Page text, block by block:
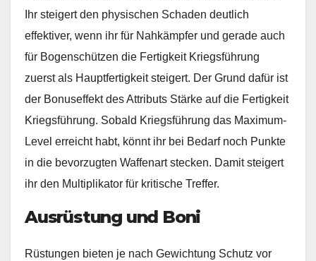
Ihr steigert den physischen Schaden deutlich
effektiver, wenn ihr für Nahkämpfer und gerade auch
für Bogenschützen die Fertigkeit Kriegsführung
zuerst als Hauptfertigkeit steigert. Der Grund dafür ist
der Bonuseffekt des Attributs Stärke auf die Fertigkeit
Kriegsführung. Sobald Kriegsführung das Maximum-
Level erreicht habt, könnt ihr bei Bedarf noch Punkte
in die bevorzugten Waffenart stecken. Damit steigert
ihr den Multiplikator für kritische Treffer.
Ausrüstung und Boni
Rüstungen bieten je nach Gewichtung Schutz vor